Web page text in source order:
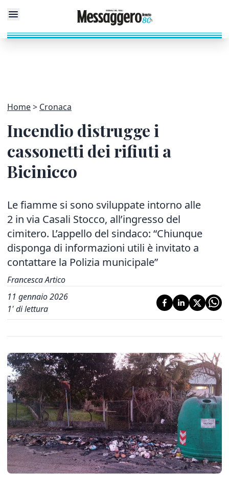
Home Cronaca
Incendio distrugge i
cassonetti dei rifiuti a
Bicinicco
Le fiamme si sono sviluppate intorno alle
2 in via Casali Stocco, all’ingresso del
cimitero. L’appello del sindaco: “Chiunque
disponga di informazioni utili è invitato a
contattare la Polizia municipale”
Francesca Artico
11 gennaio 2026
1' di lettura